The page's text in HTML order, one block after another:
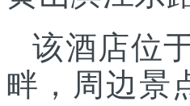
该酒店位
畔，周边景